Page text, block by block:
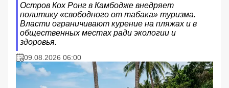
Остров Кох Ронг в Камбодже внедряет
политику «свободного от табака» туризма.
Власти ограничивают курение на пляжах и в
общественных местах ради экологии и
здоровья.
09.08.2026 06:00